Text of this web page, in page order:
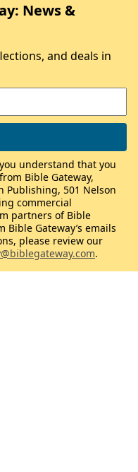
News &
and deals in
understand that you
Bible Gateway,
Publishing, 501 Nelson
commercial
partners of Bible
Bible Gateway’s emails
please review our
.